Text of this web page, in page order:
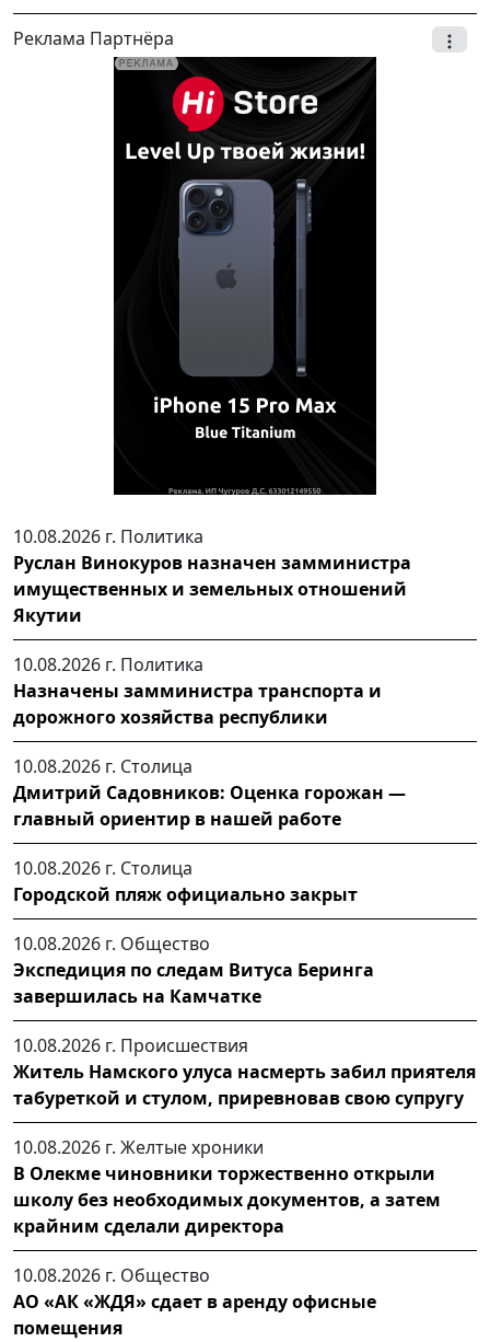
Реклама Партнёра
10.08.2026 г. Политика
Руслан Винокуров назначен замминистра
имущественных и земельных отношений
Якутии
10.08.2026 г. Политика
Назначены замминистра транспорта и
дорожного хозяйства республики
10.08.2026 г. Столица
Дмитрий Садовников: Оценка горожан —
главный ориентир в нашей работе
10.08.2026 г. Столица
Городской пляж официально закрыт
10.08.2026 г. Общество
Экспедиция по следам Витуса Беринга
завершилась на Камчатке
10.08.2026 г. Происшествия
Житель Намского улуса насмерть забил приятеля
табуреткой и стулом, приревновав свою супругу
10.08.2026 г. Желтые хроники
В Олекме чиновники торжественно открыли
школу без необходимых документов, а затем
крайним сделали директора
10.08.2026 г. Общество
АО «АК «ЖДЯ» сдает в аренду офисные
помещения